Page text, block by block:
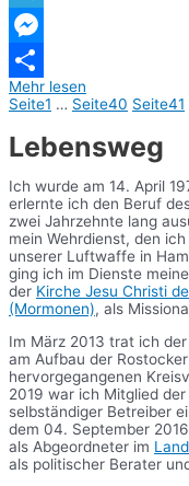
Telegram
Messenger
Teilen
Mehr lesen
Seite1 … Seite40 Seite41
Lebensweg
Ich wurde am 14. April
erlernte ich den Beruf
zwei Jahrzehnte lang
mein Wehrdienst, den
unserer Luftwaffe in
ging ich im Dienste
der Kirche Jesu Christi
(Mormonen), als
Im März 2013 trat ich
am Aufbau der
hervorgegangenen
2019 war ich Mitglied
selbständiger Betreiber
dem 04. September
als Abgeordneter im
als politischer Berater